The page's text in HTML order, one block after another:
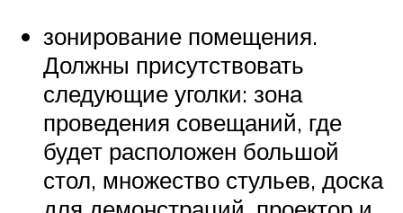
зонирование помещения.
Должны присутствовать
следующие уголки: зона
проведения совещаний, где
будет расположен большой
стол, множество стульев, доска